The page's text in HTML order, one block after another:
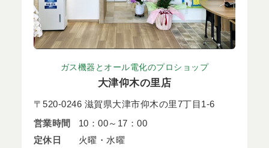
ガス機器とオール電化のプロショップ
大津仰木の里店
〒520-0246 滋賀県大津市仰木の里7丁目1-6
営業時間
10：00～17：00
定休日
火曜・水曜